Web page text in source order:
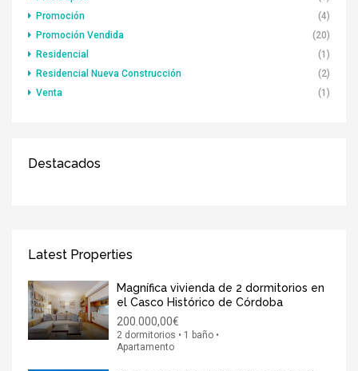
Promoción
(4)
Promoción Vendida
(20)
Residencial
(1)
Residencial Nueva Construcción
(2)
Venta
(1)
Destacados
Latest Properties
Magnífica vivienda de 2 dormitorios en
el Casco Histórico de Córdoba
200.000,00€
2 dormitorios • 1 baño •
Apartamento